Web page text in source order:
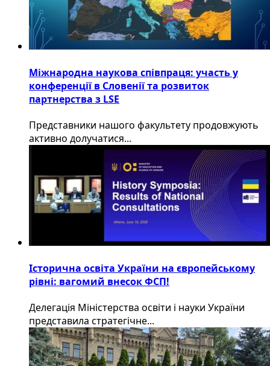
Міжнародна наукова співпраця: участь у
конференції в Словенії та розвиток
партнерства з LSE
​Представники нашого факультету продовжують
активно долучатися...
Історична освіта України на європейському
рівні: вагомий внесок ФСП!
Делегація Міністерства освіти і науки України
представила стратегічне...